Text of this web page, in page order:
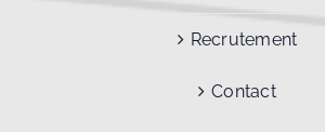
Recrutement
Contact